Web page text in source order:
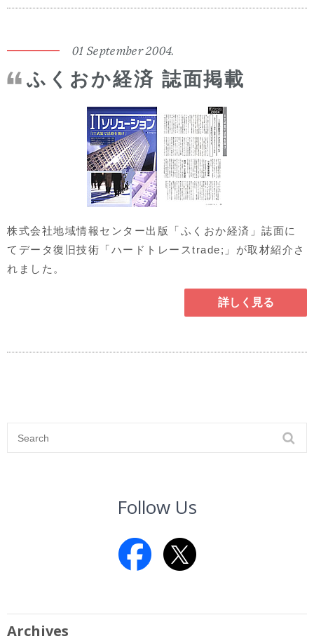
01 September 2004.
ふくおか経済 誌面掲載
株式会社地域情報センター出版「ふくおか経済」誌面に
てデータ復旧技術「ハードトレースtrade;」が取材紹介さ
れました。
詳しく見る
Follow Us
Archives